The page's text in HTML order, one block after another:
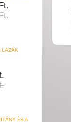
LAZÁK
ÉS A